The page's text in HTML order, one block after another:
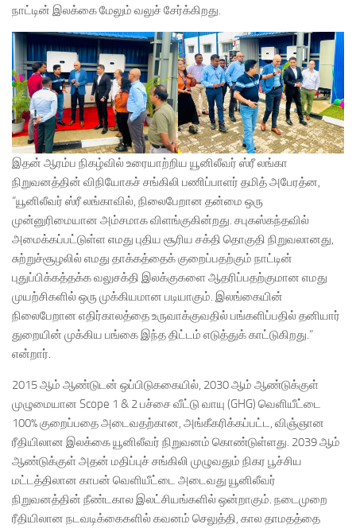
நாட்டின் இலக்கை மேலும் வலுச் சேர்க்கிறது.
இதன் ஆரம்ப நிகழ்வில் உரையாற்றிய யூனிலீவர் ஸ்ரீ லங்கா
நிறுவனத்தின் விநியோகச் சங்கிலி பணிப்பாளர் தமித் அபேரத்ன,
“யூனிலீவர் ஸ்ரீ லங்காவில், நிலைபேறான தன்மை ஒரு
முன்னுரிமையான அம்சமாக விளங்குகின்றது. சபுகஸ்கந்தவில்
அமைக்கப்பட்டுள்ள எமது புதிய சூரிய சக்தி தொகுதி நிறுவலானது,
சுற்றுச்சூழலில் எமது தாக்கத்தைக் குறைப்பதற்கும் நாட்டின்
புதுப்பிக்கத்தக்க வலுசக்தி இலக்குகளை ஆதரிப்பதற்குமான எமது
முயற்சிகளில் ஒரு முக்கியமான படியாகும். இலங்கையின்
நிலைபேறான எதிர்காலத்தை உருவாக்குவதில் பங்களிப்பதில் தனியார்
துறையின் முக்கிய பங்கை இந்த திட்டம் எடுத்துக் காட்டுகிறது.”
என்றார்.
2015 ஆம் ஆண்டுடன் ஒப்பிடுககையில், 2030 ஆம் ஆண்டுக்குள்
முழுமையான Scope 1 & 2 பச்சை வீட்டு வாயு (GHG) வெளியீட்டை
100% குறைப்பதை அடைவதற்கான, அங்கீகரிக்கப்பட்ட, விஞ்ஞான
ரீதியிலான இலக்கை யூனிலீவர் நிறுவனம் கொண்டுள்ளது. 2039 ஆம்
ஆண்டுக்குள் அதன் மதிப்புச் சங்கிலி முழுவதும் நிகர பூச்சிய
மட்டத்திலான காபன் வெளியீட்டை அடைவது யூனிலீவர்
நிறுவனத்தின் நீண்டகால இலட்சியங்களில் ஒன்றாகும். நடைமுறை
ரீதியிலான நடவடிக்கைகளில் கவனம் செலுத்தி, கால தாமதத்தை